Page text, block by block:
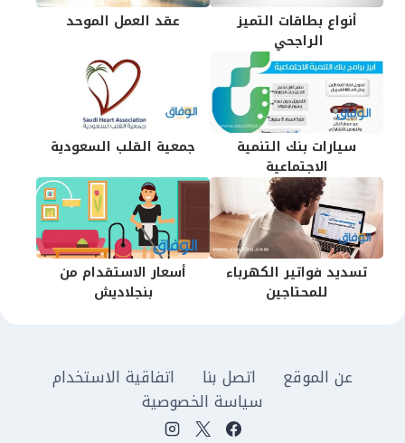
أنواع بطاقات التميز
الراجحي
عقد العمل الموحد
سيارات بنك التنمية
الاجتماعية
جمعية القلب السعودية
تسديد فواتير الكهرباء
للمحتاجين
أسعار الاستقدام من
بنجلاديش
عن الموقع اتصل بنا
اتفاقية الاستخدام
سياسة الخصوصية